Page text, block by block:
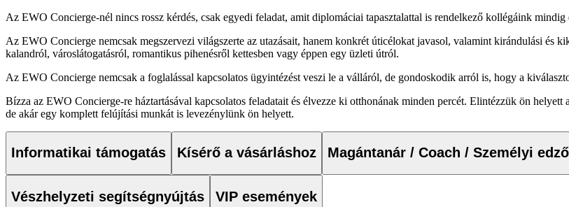
Az EWO Concierge-nél nincs rossz kérdés, csak egyedi feladat, amit diplomáciai tapasztalattal is rendelkező kollégáink
Az EWO Concierge nemcsak megszervezi világszerte az utazásait, hanem konkrét úticélokat javasol, valamint kirándulási és
kalandról, városlátogatásról, romantikus pihenésről kettesben vagy éppen egy üzleti útról.
Az EWO Concierge nemcsak a foglalással kapcsolatos ügyintézést veszi le a válláról, de gondoskodik arról is, hogy a
Bízza az EWO Concierge-re háztartásával kapcsolatos feladatait és élvezze ki otthonának minden percét. Elintézzük ön
de akár egy komplett felújítási munkát is levezénylünk ön helyett.
Informatikai támogatás Kísérő a vásárláshoz Magántanár / Coach / Személyi edző
Vészhelyzeti segítségnyújtás VIP események